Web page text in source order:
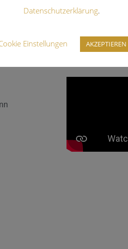
Datenschutzerklärung.
Einstellungen AKZEPTIEREN